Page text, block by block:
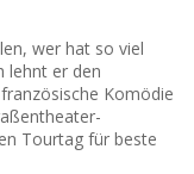
wer hat so viel
lehnt er den
Komödie
Tourtag für beste